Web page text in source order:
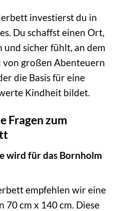
investierst du in
Du schaffst einen Ort,
und sicher fühlt, an dem
von großen Abenteuern
die Basis für eine
Kindheit bildet.
Fragen zum
wird für das Bornholm
empfehlen wir eine
cm x 140 cm. Diese